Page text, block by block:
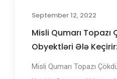
September 12, 2022
Misli Qumarı Topazı
Obyektləri Ələ
Misli Qumarı Topazı